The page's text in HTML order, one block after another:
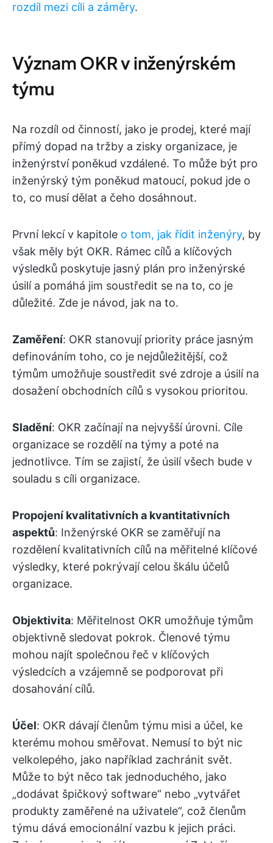
rozdíl mezi cíli a záměry.
Význam OKR v inženýrském
týmu
Na rozdíl od činností, jako je prodej, které mají
přímý dopad na tržby a zisky organizace, je
inženýrství poněkud vzdálené. To může být pro
inženýrský tým poněkud matoucí, pokud jde o
to, co musí dělat a čeho dosáhnout.
První lekcí v kapitole o tom, jak řídit inženýry, by
však měly být OKR. Rámec cílů a klíčových
výsledků poskytuje jasný plán pro inženýrské
úsilí a pomáhá jim soustředit se na to, co je
důležité. Zde je návod, jak na to.
Zaměření: OKR stanovují priority práce jasným
definováním toho, co je nejdůležitější, což
týmům umožňuje soustředit své zdroje a úsilí na
dosažení obchodních cílů s vysokou prioritou.
Sladění: OKR začínají na nejvyšší úrovni. Cíle
organizace se rozdělí na týmy a poté na
jednotlivce. Tím se zajistí, že úsilí všech bude v
souladu s cíli organizace.
Propojení kvalitativních a kvantitativních
aspektů: Inženýrské OKR se zaměřují na
rozdělení kvalitativních cílů na měřitelné klíčové
výsledky, které pokrývají celou škálu účelů
organizace.
Objektivita: Měřitelnost OKR umožňuje týmům
objektivně sledovat pokrok. Členové týmu
mohou najít společnou řeč v klíčových
výsledcích a vzájemně se podporovat při
dosahování cílů.
Účel: OKR dávají členům týmu misi a účel, ke
kterému mohou směřovat. Nemusí to být nic
velkolepého, jako například zachránit svět.
Může to být něco tak jednoduchého, jako
„dodávat špičkový software“ nebo „vytvářet
produkty zaměřené na uživatele“, což členům
týmu dává emocionální vazbu k jejich práci.